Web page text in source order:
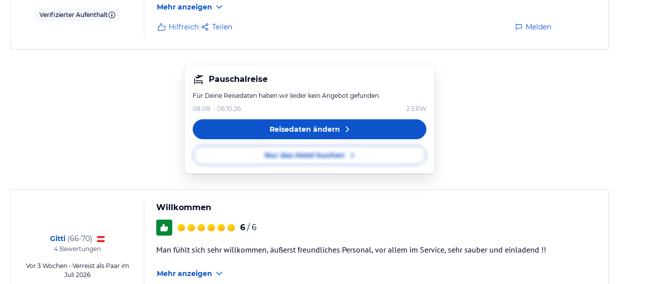
Verifizierter Aufenthalt
Mehr anzeigen
Hilfreich Teilen Melden
Pauschalreise
Für Deine Reisedaten haben wir leider kein Angebot gefunden.
08.08. - 06.10.26
2 ERW
Reisedaten ändern
Nur das Hotel buchen
Gitti (66-70)
4 Bewertungen
Vor 3 Wochen • Verreist als Paar im
Juli 2026
Willkommen
6 / 6
Man fühlt sich sehr willkommen, äußerst freundliches Personal, vor allem im Service, sehr sauber und einladend !!
Mehr anzeigen